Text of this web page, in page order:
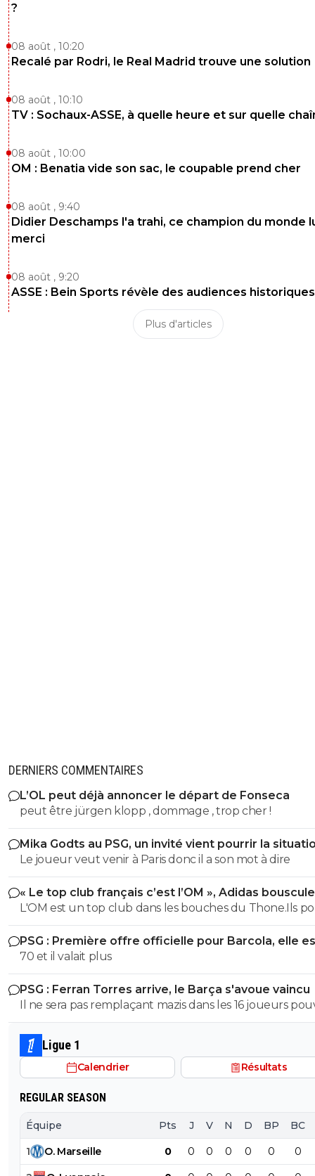
?
08 août , 10:20
Recalé par Rodri, le Real Madrid trouve une solution
08 août , 10:10
TV : Sochaux-ASSE, à quelle heure et sur quelle
08 août , 10:00
OM : Benatia vide son sac, le coupable prend cher
08 août , 9:40
Didier Deschamps l'a trahi, ce champion du monde
merci
08 août , 9:20
ASSE : Bein Sports révèle des audiences historiques
Plus d'articles
DERNIERS COMMENTAIRES
L’OL peut déjà annoncer le départ de Fonseca
peut être jürgen klopp , dommage , trop cher !
Mika Godts au PSG, un invité vient pourrir la
Le joueur veut venir à Paris donc il a son mot à dire
« Le top club français c’est l’OM », Adidas
PSG
L'OM est un top club dans les bouches du Thone.Ils
gagner la coupe departementale en 2026
PSG : Première offre officielle pour Barcola, elle
choquante
70 et il valait plus
PSG : Ferran Torres arrive, le Barça s'avoue vaincu
Il ne sera pas remplaçant mazis dans les 16 joueurs
demarrer un match en fonction de la tactique de L.E
Ligue 1
Calendrier Résultats
REGULAR SEASON
Équipe Pts J V N D BP BC
1 O. Marseille 0 0 0 0 0 0 0